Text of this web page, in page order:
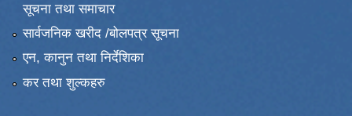
सूचना तथा समाचार
सार्वजनिक खरीद /बोलपत्र सूचना
एन, कानुन तथा निर्देशिका
कर तथा शुल्कहरु